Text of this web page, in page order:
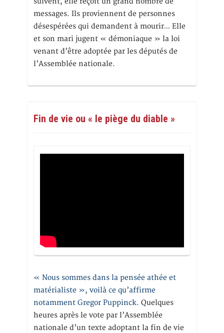
messages. Ils proviennent de personnes
désespérées qui demandent à mourir… Elle
et son mari jugent « démoniaque » la loi
venant d’être adoptée par les députés de
l’Assemblée nationale.
Fin de vie ou « le piège du diable »
« Nous sommes dans la pensée athée et
matérialiste », voilà ce qu’affirme
notamment Gregor Puppinck. Quelques
heures après le vote par l’Assemblée
nationale d’un texte adoptant la fin de vie